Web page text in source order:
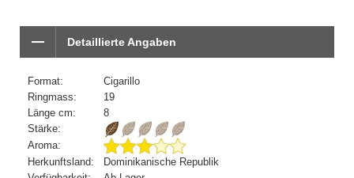
Detaillierte Angaben
Format:
Cigarillo
Ringmass:
19
Länge cm:
8
Stärke:
Aroma:
Herkunftsland:
Dominikanische Republik